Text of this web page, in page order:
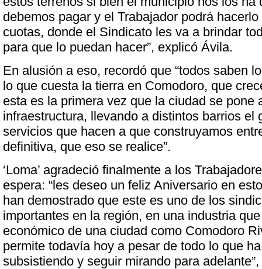
debemos pagar y el Trabajador podrá
cuotas, donde el Sindicato les va a brindar
para que lo puedan hacer”, explicó Ávila.
En alusión a eso, recordó que “todos saben
lo que cuesta la tierra en Comodoro, que
esta es la primera vez que la ciudad se pone
infraestructura, llevando a distintos barrios el
servicios que hacen a que construyamos
definitiva, que eso se realice”.
‘Loma’ agradeció finalmente a los
espera: “les deseo un feliz Aniversario en
han demostrado que este es uno de los
importantes en la región, en una industria
económico de una ciudad como Comodoro
permite todavía hoy a pesar de todo lo que
subsistiendo y seguir mirando para